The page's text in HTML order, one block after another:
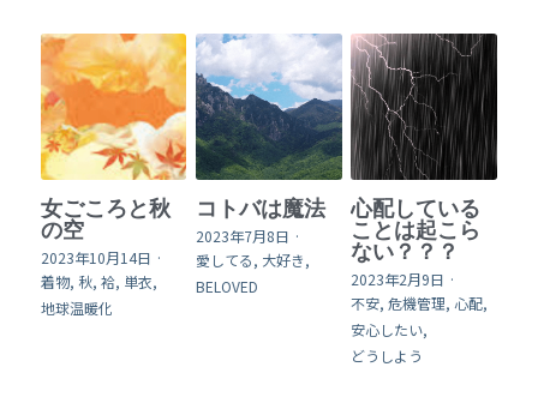
女ごころと秋
の空
2023年10月14日 ·
着物, 秋, 袷, 単衣,
地球温暖化
コトバは魔法
2023年7月8日 ·
愛してる, 大好き,
BELOVED
心配している
ことは起こら
ない？？？
2023年2月9日 ·
不安, 危機管理, 心配,
安心したい,
どうしよう